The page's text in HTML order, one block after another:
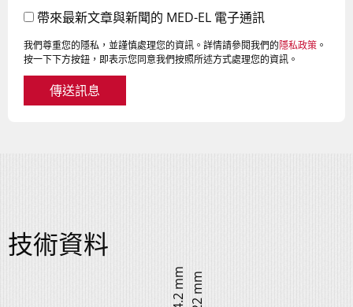
帶來最新文章與新聞的 MED-EL 電子通訊
我們尊重您的隱私，並謹慎處理您的資訊。詳情請參閱我們的隱私政策 。
按一下下方按鈕，即表示您同意我們按照所述方式處理您的資訊。
傳送訊息
技術資料
14.2 mm 22 mm